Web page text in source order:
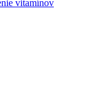
vitamínov